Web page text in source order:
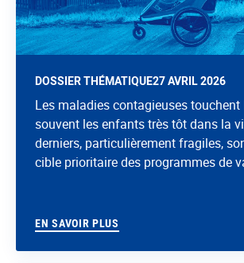
DOSSIER THÉMATIQUE27 AVRIL 2026
Les maladies contagieuses touchent
souvent les enfants très tôt dans la
derniers, particulièrement fragiles,
cible prioritaire des programmes de
EN SAVOIR PLUS